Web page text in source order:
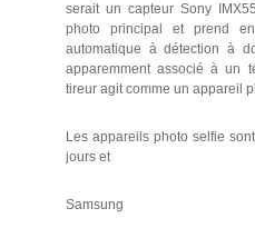
serait un capteur Sony
photo principal et prend
automatique à détection à
apparemment associé à un
tireur agit comme un appareil
Les appareils photo selfie
jours et
Samsung